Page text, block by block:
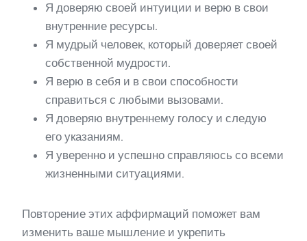
Я доверяю своей интуиции и верю в свои
внутренние ресурсы.
Я мудрый человек, который доверяет своей
собственной мудрости.
Я верю в себя и в свои способности
справиться с любыми вызовами.
Я доверяю внутреннему голосу и следую
его указаниям.
Я уверенно и успешно справляюсь со всеми
жизненными ситуациями.
Повторение этих аффирмаций поможет вам
изменить ваше мышление и укрепить